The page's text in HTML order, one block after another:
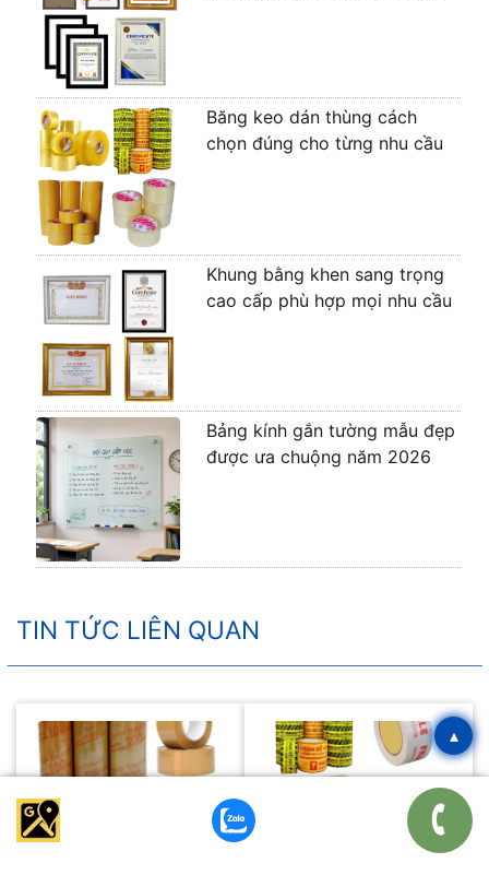
Băng keo dán thùng cách
chọn đúng cho từng nhu cầu
Khung bằng khen sang trọng
cao cấp phù hợp mọi nhu cầu
Bảng kính gắn tường mẫu đẹp
được ưa chuộng năm 2026
TIN TỨC LIÊN QUAN
▴